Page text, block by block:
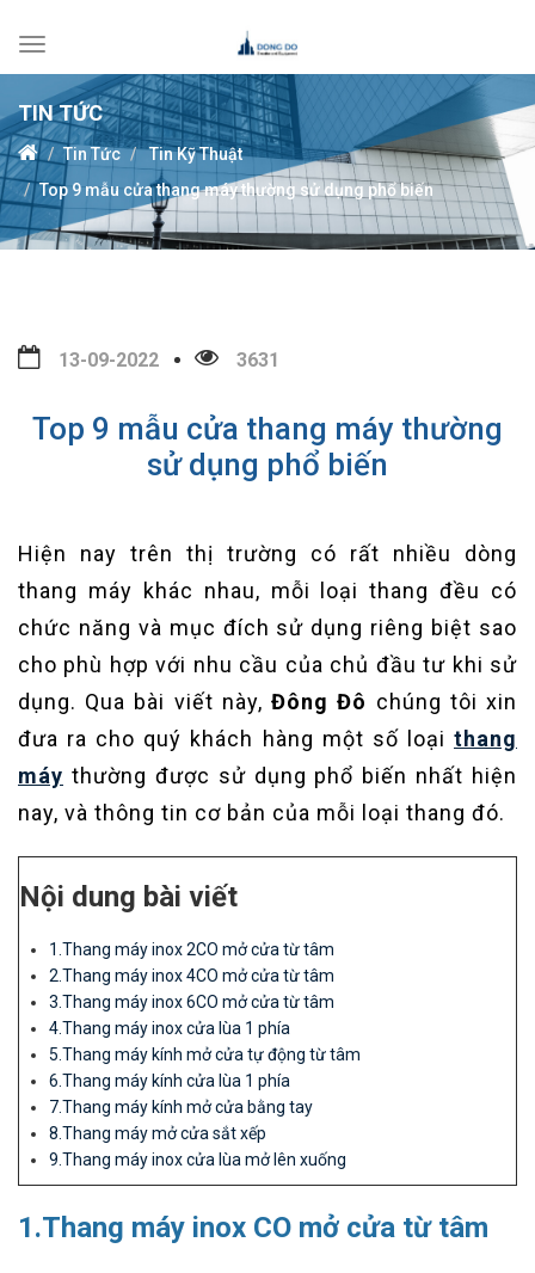
Toggle
navigation
TIN TỨC
Tin Tức
Tin Kỹ Thuật
Top 9 mẫu cửa thang máy thường sử dụng phổ biến
13-09-2022 3631
Top 9 mẫu cửa thang máy thường
sử dụng phổ biến
Hiện nay trên thị trường có rất nhiều dòng
thang máy khác nhau, mỗi loại thang đều có
chức năng và mục đích sử dụng riêng biệt sao
cho phù hợp với nhu cầu của chủ đầu tư khi sử
dụng. Qua bài viết này,Đông Đô chúng tôi xin
đưa ra cho quý khách hàng một số loại thang
máy thường được sử dụng phổ biến nhất hiện
nay, và thông tin cơ bản của mỗi loại thang đó.
Nội dung bài viết
1.Thang máy inox 2CO mở cửa từ tâm
2.Thang máy inox 4CO mở cửa từ tâm
3.Thang máy inox 6CO mở cửa từ tâm
4.Thang máy inox cửa lùa 1 phía
5.Thang máy kính mở cửa tự động từ tâm
6.Thang máy kính cửa lùa 1 phía
7.Thang máy kính mở cửa bằng tay
8.Thang máy mở cửa sắt xếp
9.Thang máy inox cửa lùa mở lên xuống
1.Thang máy inox CO mở cửa từ tâm